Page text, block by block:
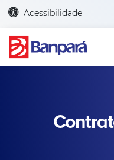
Acessibilidade